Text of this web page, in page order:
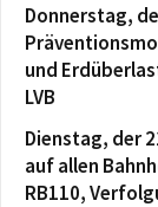
Donnerstag,
und
LVB
Dienstag, der
auf allen
RB110,